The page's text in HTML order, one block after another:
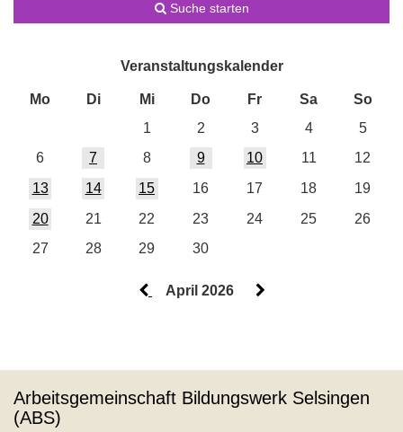
Suche starten
Veranstaltungskalender
Mo Di Mi Do Fr Sa
So
1
2 3 4
5
6
7 8 9 10 11
12
13
14 15 16 17 18
19
20
21 22 23 24 25
26
27
28 29 30
April 2026
Arbeitsgemeinschaft Bildungswerk Selsingen
(ABS)